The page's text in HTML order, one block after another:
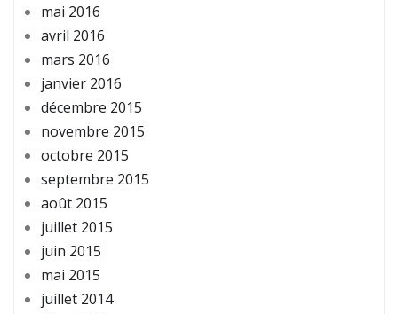
mai 2016
avril 2016
mars 2016
janvier 2016
décembre 2015
novembre 2015
octobre 2015
septembre 2015
août 2015
juillet 2015
juin 2015
mai 2015
juillet 2014